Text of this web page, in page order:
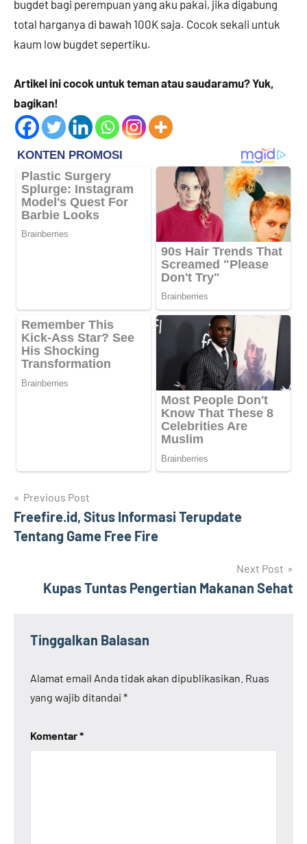
bugdet bagi perempuan yang aku pakai, jika digabung
total harganya di bawah 100K saja. Cocok sekali untuk
kaum low bugdet sepertiku.
Artikel ini cocok untuk teman atau saudaramu? Yuk,
bagikan!
Navigasi
pos
Previous Post
Freefire.id, Situs Informasi Terupdate
Tentang Game Free Fire
Next Post
Kupas Tuntas Pengertian Makanan Sehat
Tinggalkan Balasan
Alamat email Anda tidak akan dipublikasikan. Ruas
yang wajib ditandai *
Komentar*